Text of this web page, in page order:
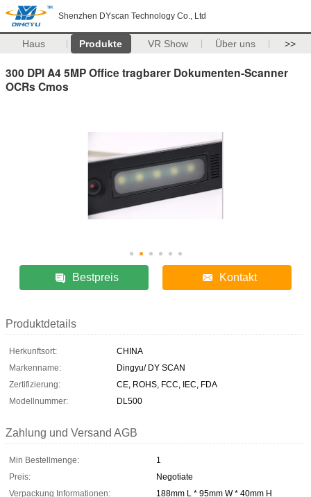
Shenzhen DYscan Technology Co., Ltd
Haus Produkte VR Show Über uns >>
300 DPI A4 5MP Office tragbarer Dokumenten-Scanner
OCRs Cmos
Bestpreis Kontakt
Produktdetails
Herkunftsort:
CHINA
Markenname:
Dingyu/ DY SCAN
Zertifizierung:
CE, ROHS, FCC, IEC, FDA
Modellnummer:
DL500
Zahlung und Versand AGB
Min Bestellmenge:
1
Preis:
Negotiate
Verpackung Informationen:
188mm L * 95mm W * 40mm H